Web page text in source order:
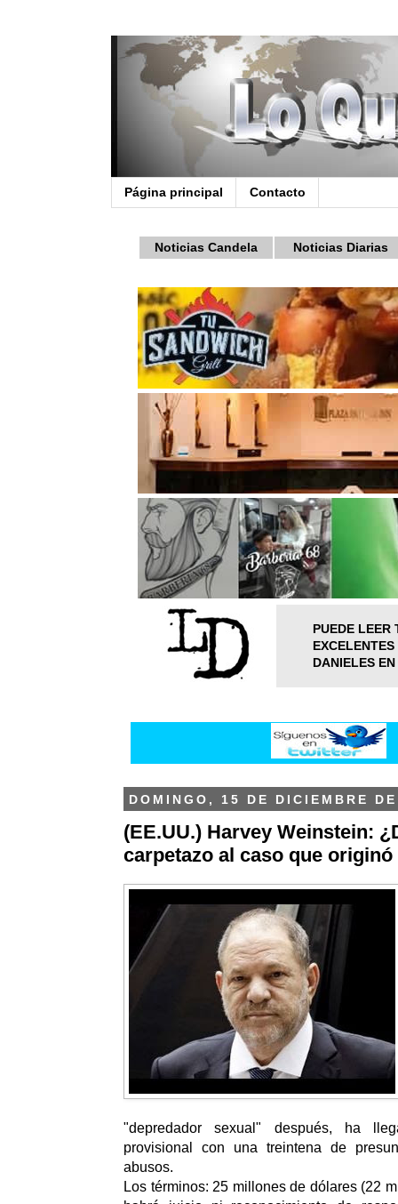
Página principal Contacto
Noticias Candela Noticias Diarias
PUEDE LEER
DANIELES
DOMINGO, 15 DE DICIEMBRE
(EE.UU.) Harvey Weinstein:
carpetazo al caso que originó
"depredador sexual" después, ha
provisional con una treintena de
abusos.
Los términos: 25 millones de dólares (22